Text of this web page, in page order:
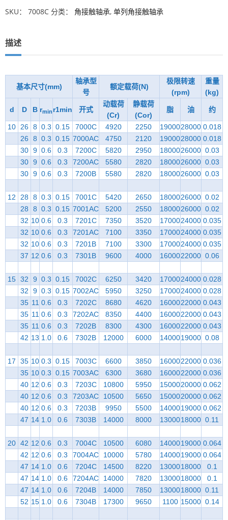
SKU： 7008C 分类： 角接触轴承, 单列角接触轴承
描述
基本尺寸(mm)
轴承型
号
额定载荷(N)
极限转速
(rpm)
重量
(kg)
d D B rmin r1min 开式
动载荷
(Cr)
静载荷
(Cor)
脂 油 约
10 26 8 0.3 0.15 7000C 4920 2250 1900028000 0.018
26
8 0.3 0.15 7000AC 4750 2120 1900028000 0.018
30 9 0.6 0.3 7200C 5820 2950 1800026000 0.03
30 9 0.6 0.3 7200AC 5580 2820 1800026000 0.03
30 9 0.6 0.3 7200B 5580 2820 1800026000 0.03
12 28 8 0.3 0.15 7001C 5420 2650 1800026000 0.02
28
8 0.3 0.15 7001AC 5200 2550 1800026000 0.02
32 10 0.6 0.3 7201C 7350 3520 1700024000 0.035
32 10 0.6 0.3 7201AC 7100 3350 1700024000 0.035
32 10 0.6 0.3 7201B 7100 3300 1700024000 0.035
37 12 0.6 0.3 7301B 9600 4000 1600022000 0.06
15 32 9 0.3 0.15 7002C 6250 3420 1700024000 0.028
32
9 0.3 0.15 7002AC 5950 3250 1700024000 0.028
35 11 0.6 0.3 7202C 8680 4620 1600022000 0.043
35 11 0.6 0.3 7202AC 8350 4400 1600022000 0.043
35 11 0.6 0.3 7202B 8300 4300 1600022000 0.043
42 13 1.0 0.6 7302B 12000 6000 1400019000 0.08
17 35 10 0.3 0.15 7003C 6600 3850 1600022000 0.036
35 10 0.3 0.15 7003AC 6300 3680 1600022000 0.036
40 12 0.6 0.3 7203C 10800 5950 1500020000 0.062
40 12 0.6 0.3 7203AC 10500 5650 1500020000 0.062
40 12 0.6 0.3 7203B 9950 5500 1400019000 0.062
47 14 1.0 0.6 7303B 14000 8000 1300018000 0.11
20 42 12 0.6 0.3 7004C 10500 6080 1400019000 0.064
42 12 0.6 0.3 7004AC 10000 5780 1400019000 0.064
47 14 1.0 0.6 7204C 14500 8220 1300018000
0.1
47 14 1.0 0.6 7204AC 14000 7820 1300018000
0.1
47 14 1.0 0.6 7204B 14000 7850 1300018000 0.11
52 15 1.0 0.6 7304B 17300 9650 1100 15000 0.14